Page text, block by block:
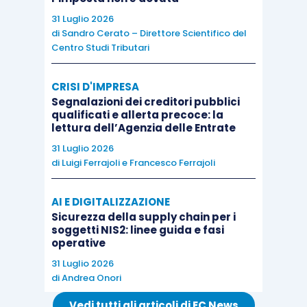
Diversamente, gli importi versati dall’utilizzatore
a titolo di riscattofinale del bene sono
Dunque, relativamente aifabbricati abitativi
(immobili classificati/classificabili nella categoria
catastale A, con esclusione di A/10)
leasing, i relativi canoni sarannoesenti da Iva
sensi dell’articolo 10, c. 1, n. 8), D.P.R. 633/1972
salvo chel’impresa concedentenon assuma la
qualifica di “costruttore” o di “ristrutturatore”
(avendo, ad esempio, costruito o realizzato
sull’immobile uno degli interventi edilizi “pesanti”
31 Luglio 2026
di Sandro Cerato – Direttore Scientifico del
Centro Studi Tributari
CRISI D'IMPRESA
Segnalazioni dei creditori pubblici
qualificati e allerta precoce: la
lettura dell’Agenzia delle Entrate
31 Luglio 2026
di Luigi Ferrajolie Francesco Ferrajoli
AI E DIGITALIZZAZIONE
Sicurezza della supply chain per i
soggetti NIS2: linee guida e fasi
operative
31 Luglio 2026
diAndrea Onori